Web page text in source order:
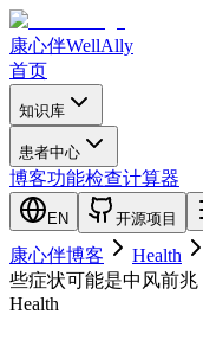
康心伴WellAlly
首页
知识库
患者中心
博客功能检查计算器
EN 开源项目
康心伴博客 Health
些症状可能是中风前
Health